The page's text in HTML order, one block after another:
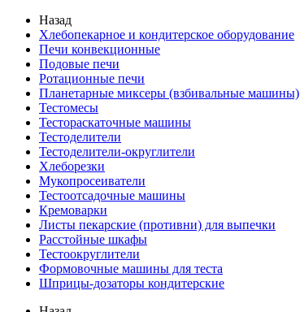
Назад
Хлебопекарное и кондитерское оборудование
Печи конвекционные
Подовые печи
Ротационные печи
Планетарные миксеры (взбивальные машины)
Тестомесы
Тестораскаточные машины
Тестоделители
Тестоделители-округлители
Хлеборезки
Мукопросеиватели
Тестоотсадочные машины
Кремоварки
Листы пекарские (противни) для выпечки
Расстойные шкафы
Тестоокруглители
Формовочные машины для теста
Шприцы-дозаторы кондитерские